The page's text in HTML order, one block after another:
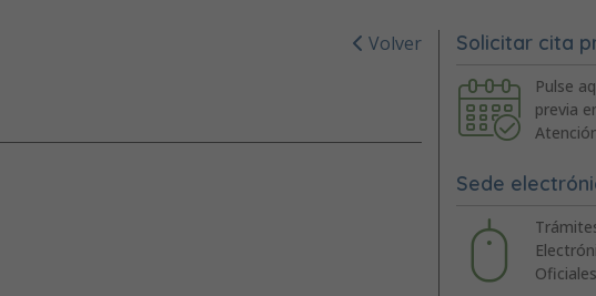
Volver Solicitar cita
Pulse
previa
Sede